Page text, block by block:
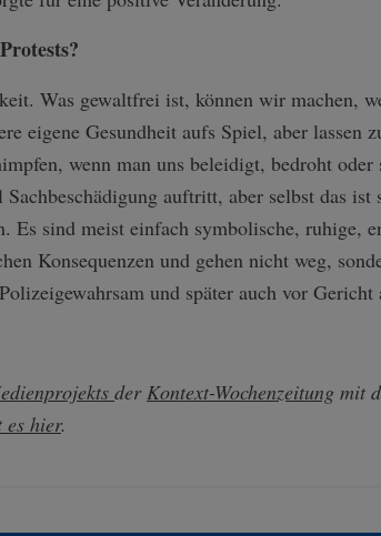
Was gewaltfrei ist, können wir machen,
eigene Gesundheit aufs Spiel, aber
wenn man uns beleidigt, bedroht oder
auftritt, aber selbst das
Es sind meist einfach symbolische, ruhige,
Konsequenzen und gehen nicht weg,
und später auch vor Gericht
der Kontext-Wochenzeitung mit
es hier.